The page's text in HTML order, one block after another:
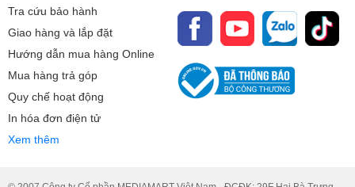
Tra cứu bảo hành
Giao hàng và lắp đặt
Hướng dẫn mua hàng Online
Mua hàng trả góp
Quy chế hoạt động
In hóa đơn điện tử
Xem thêm